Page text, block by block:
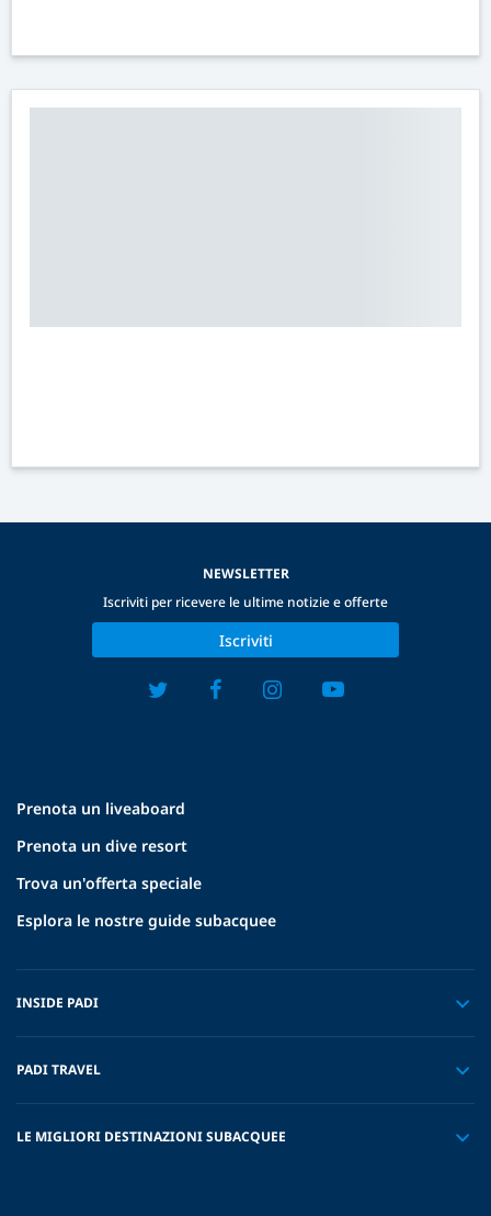
Prenota un liveaboard
Prenota un dive resort
Trova un'offerta speciale
Esplora le nostre guide subacquee
INSIDE PADI
PADI TRAVEL
LE MIGLIORI DESTINAZIONI SUBACQUEE
NEWSLETTER
Iscriviti per ricevere le ultime notizie e offerte
Iscriviti